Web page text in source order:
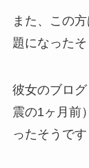
また、この
題になったそ
彼女のブロ
震の1ヶ月前
ったそうです